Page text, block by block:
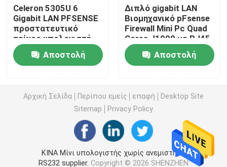
διπλό μίνι PC του τοπικού LAN
βιομηχανικό PC ταμπλετών
Υπολογιστής Crypto μίνιng
μίνι μητρική κάρτα itx
Μητρική πλακέτα 3,5 και 4 ιντσών
Celeron 5305U 6
Gigabit LAN PFSENSE
προστατευτικό
τείχος υπολογιστή
Αποστολή
Διπλό gigabit LAN
Βιομηχανικό pFsense
Firewall Mini Pc Quad
Cores J1900 με RJ45
RS232
Αποστολή
Αρχική Σελίδα Περίπου εμείς επαφή
Desktop Site
Sitemap
Privacy Policy
ΚΙΝΑ Μίνι υπολογιστής χωρίς ανεμιστήρα
RS232 supplier. Copyright © 2026 SHENZHEN